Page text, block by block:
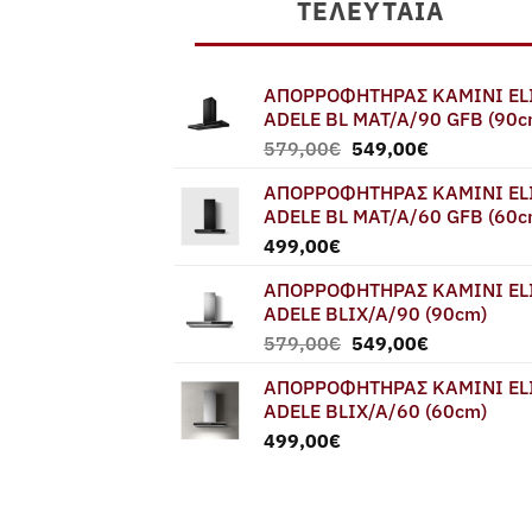
ΤΕΛΕΥΤΑΊΑ
ΑΠΟΡΡΟΦΗΤΗΡΑΣ ΚΑΜΙΝΙ
ADELE BL MAT/A/90 GFB
579,00€ Original
was:
579,00€.
549,00€Η
τιμή
είναι:
ΑΠΟΡΡΟΦΗΤΗΡΑΣ ΚΑΜΙΝΙ
ADELE BL MAT/A/60 GFB
499,00€
ΑΠΟΡΡΟΦΗΤΗΡΑΣ ΚΑΜΙΝΙ
ADELE BLIX/A/90 (90cm)
579,00€ Original
was:
579,00€.
549,00€Η
τιμή
είναι:
ΑΠΟΡΡΟΦΗΤΗΡΑΣ ΚΑΜΙΝΙ
ADELE BLIX/A/60 (60cm)
499,00€